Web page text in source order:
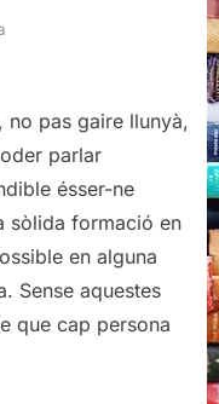
no pas gaire llunyà,
parlar
ésser-ne
sòlida formació en
en alguna
Sense aquestes
que cap persona